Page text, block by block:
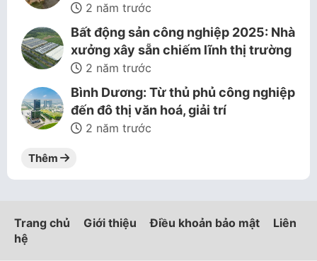
2 năm trước
Bất động sản công nghiệp 2025: Nhà
xưởng xây sẵn chiếm lĩnh thị trường
2 năm trước
Bình Dương: Từ thủ phủ công nghiệp
đến đô thị văn hoá, giải trí
2 năm trước
Thêm
Trang chủ Giới thiệu Điều khoản bảo mật
Liên
hệ